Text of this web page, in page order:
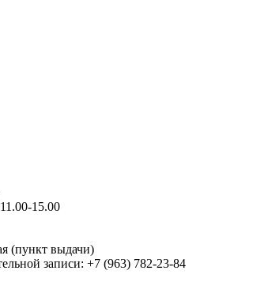
15.00
(пункт выдачи)
записи: +7 (963) 782-23-84